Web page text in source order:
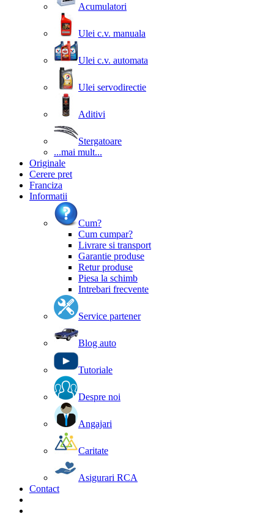
Acumulatori
Ulei c.v. manuala
Ulei c.v. automata
Ulei servodirectie
Aditivi
Stergatoare
...mai mult...
Originale
Cerere pret
Franciza
Informatii
Cum?
Cum cumpar?
Livrare si transport
Garantie produse
Retur produse
Piesa la schimb
Intrebari frecvente
Service partener
Blog auto
Tutoriale
Despre noi
Angajari
Caritate
Asigurari RCA
Contact